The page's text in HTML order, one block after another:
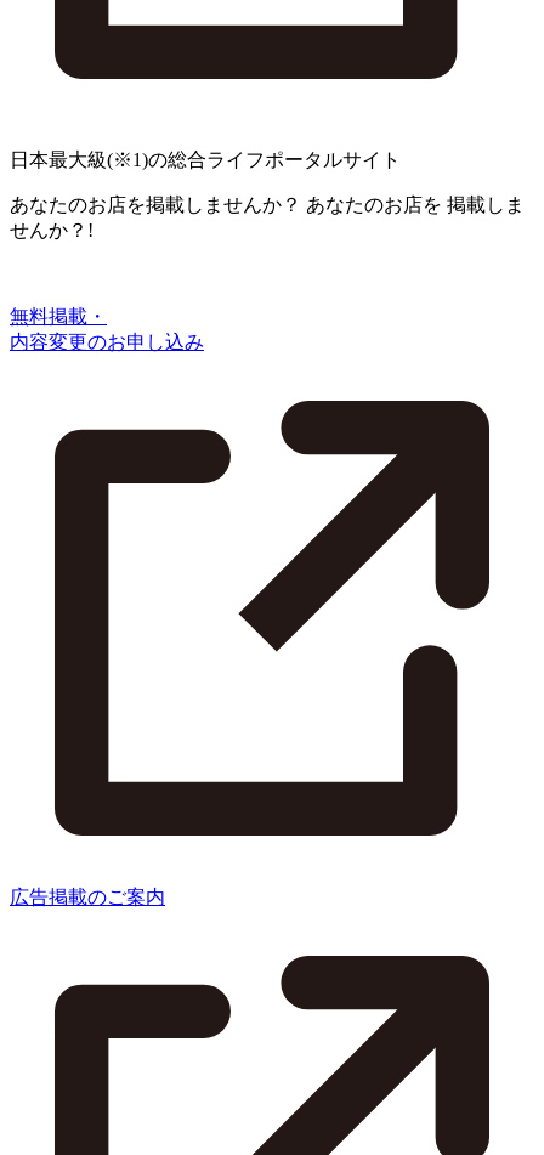
日本最大級(※1)の総合ライフポータルサイト
あなたのお店を掲載しませんか？ あなたのお店を 掲載しま
せんか？!
無料掲載・
内容変更のお申し込み
広告掲載のご案内